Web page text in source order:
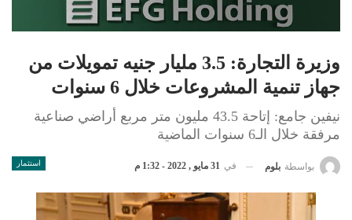
وزيرة التجارة: 3.5 مليار جنيه تمويلات من
جهاز تنمية المشروعات خلال 6 سنوات
نيفين جامع: إتاحة 43.5 مليون متر مربع أراضي صناعية
مرفقة خلال الـ6 سنوات الماضية
استثمار بواسطة بلوم في 31 مايو , 2022 - 1:32 م